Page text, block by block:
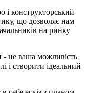
і конструкторський
що дозволяє нам
на ринку
- це ваша можливість
і створити ідеальний